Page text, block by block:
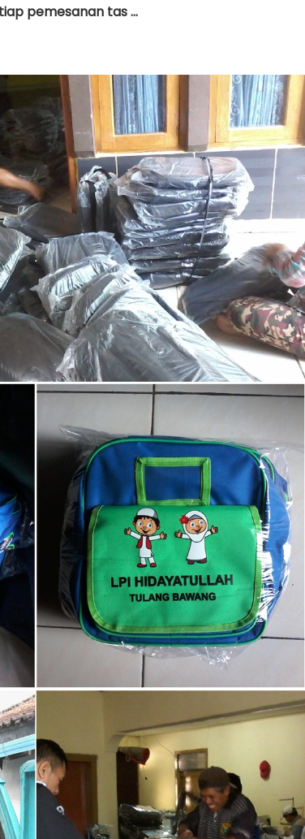
pemesanan tas …